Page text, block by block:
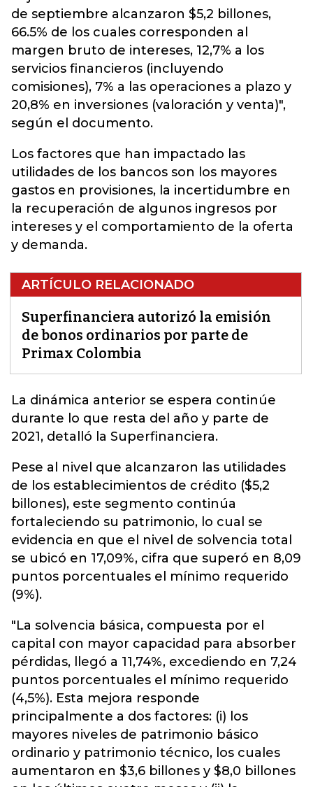
de septiembre alcanzaron $5,2 billones,
66.5% de los cuales corresponden al
margen bruto de intereses, 12,7% a los
servicios financieros (incluyendo
comisiones), 7% a las operaciones a plazo y
20,8% en inversiones (valoración y venta)",
según el documento.
Los factores que han impactado las
utilidades de los bancos son los mayores
gastos en provisiones, la incertidumbre en
la recuperación de algunos ingresos por
intereses y el comportamiento de la oferta
y demanda.
ARTÍCULO RELACIONADO
Superfinanciera autorizó la emisión
de bonos ordinarios por parte de
Primax Colombia
La dinámica anterior se espera continúe
durante lo que resta del año y parte de
2021, detalló la Superfinanciera.
Pese al nivel que alcanzaron las utilidades
de los establecimientos de crédito ($5,2
billones), este segmento continúa
fortaleciendo su patrimonio, lo cual se
evidencia en que el nivel de solvencia total
se ubicó en 17,09%, cifra que superó en 8,09
puntos porcentuales el mínimo requerido
(9%).
"La solvencia básica, compuesta por el
capital con mayor capacidad para absorber
pérdidas, llegó a 11,74%, excediendo en 7,24
puntos porcentuales el mínimo requerido
(4,5%). Esta mejora responde
principalmente a dos factores: (i) los
mayores niveles de patrimonio básico
ordinario y patrimonio técnico, los cuales
aumentaron en $3,6 billones y $8,0 billones